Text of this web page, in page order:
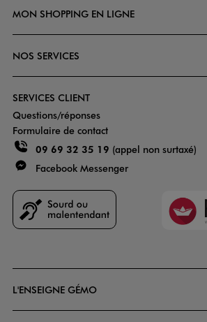
MON SHOPPING EN LIGNE
NOS SERVICES
SERVICES CLIENT
Questions/réponses
Formulaire de contact
09 69 32 35 19 (appel non surtaxé)
Facebook Messenger
Faciliti
L'ENSEIGNE GÉMO